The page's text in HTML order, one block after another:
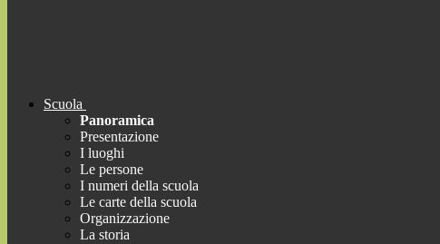
Scuola
Panoramica
Presentazione
I luoghi
Le persone
I numeri della scuola
Le carte della scuola
Organizzazione
La storia